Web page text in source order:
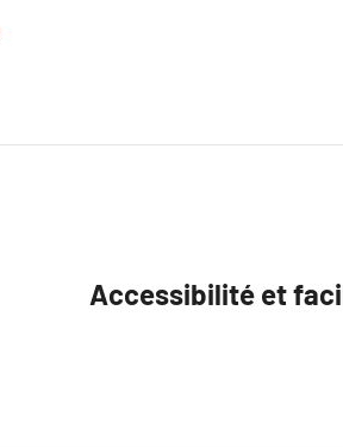
Accessibilité et